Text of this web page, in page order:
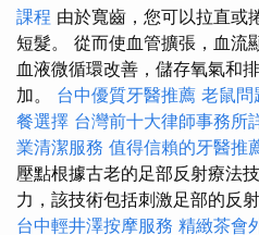
課程 由於寬齒，您可以拉直或
短髮。 從而使血管擴張，血流
血液微循環改善，儲存氧氣和
加。 台中優質牙醫推薦 老鼠問
餐選擇 台灣前十大律師事務所
業清潔服務 值得信賴的牙醫推
壓點根據古老的足部反射療法
力，該技術包括刺激足部的反
台中輕井澤按摩服務 精緻茶會